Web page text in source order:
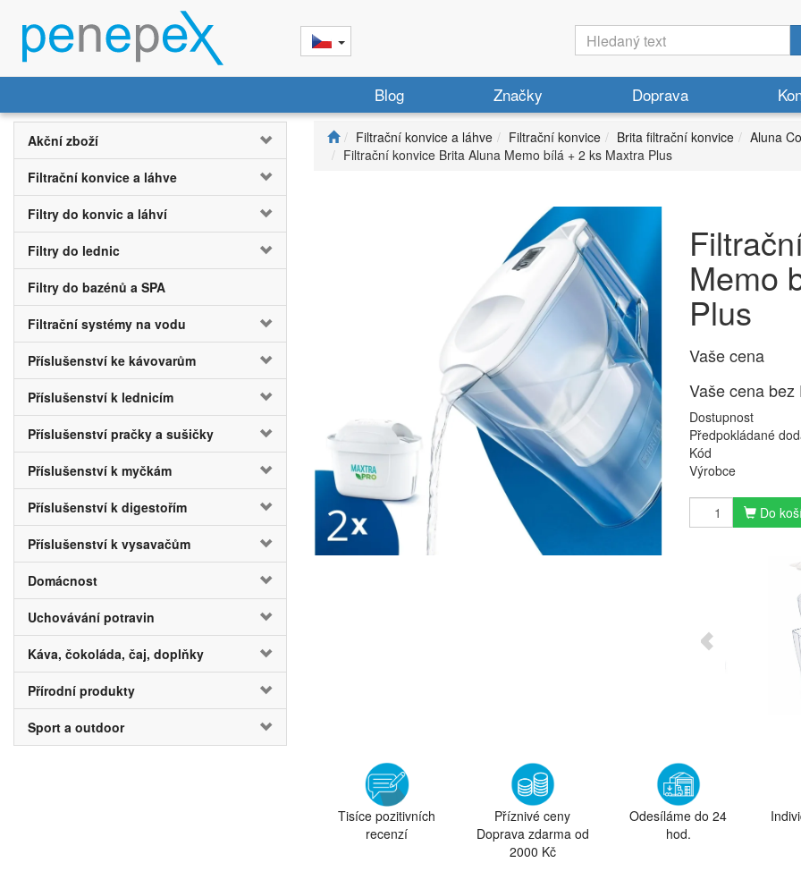
Blog Značky Doprava
Akční zboží
Filtrační konvice a láhve
Filtry do konvic a láhví
Filtry do lednic
Filtry do bazénů a SPA
Filtrační systémy na vodu
Příslušenství ke kávovarům
Příslušenství k lednicím
Příslušenství pračky a sušičky
Příslušenství k myčkám
Příslušenství k digestořím
Příslušenství k vysavačům
Domácnost
Uchovávání potravin
Káva, čokoláda, čaj, doplňky
Přírodní produkty
Sport a outdoor
Filtrační konvice a láhve Filtrační konvice Brita filtrační konvice
Aluna
Filtrační konvice Brita Aluna Memo bílá + 2 ks Maxtra Plus
Memo
Plus
Vaše cena
Vaše cena bez
Dostupnost
Předpokládané
Kód
Výrobce
Do
Tisíce pozitivních
recenzí
Příznivé ceny
Doprava zdarma od
2000 Kč
Odesíláme do 24
hod.